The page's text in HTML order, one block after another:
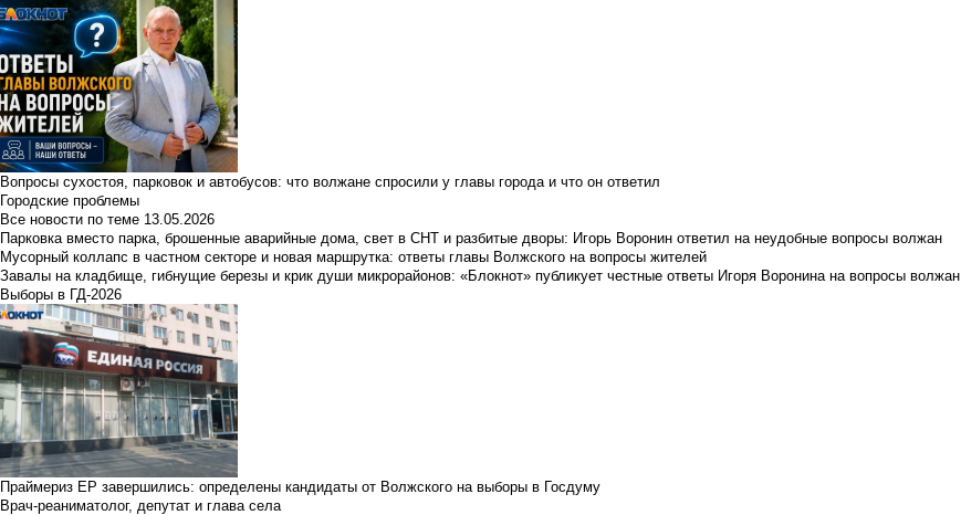
Вопросы сухостоя, парковок и автобусов: что волжане спросили у главы города и что он ответил
Городские проблемы
Все новости по теме 13.05.2026
Парковка вместо парка, брошенные аварийные дома, свет в СНТ и разбитые дворы: Игорь Воронин ответил на неудобные вопросы волжан
Мусорный коллапс в частном секторе и новая маршрутка: ответы главы Волжского на вопросы жителей
Завалы на кладбище, гибнущие березы и крик души микрорайонов: «Блокнот» публикует честные ответы Игоря Воронина на вопросы волжан
Выборы в ГД-2026
Праймериз ЕР завершились: определены кандидаты от Волжского на выборы в Госдуму
Врач-реаниматолог, депутат и глава села